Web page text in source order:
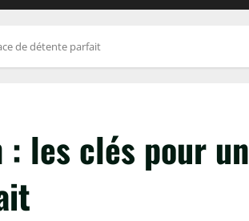
de détente parfait
: les clés pour un